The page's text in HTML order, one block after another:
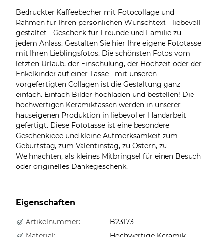
Bedruckter Kaffeebecher mit Fotocollage und
Rahmen für Ihren persönlichen Wunschtext - liebevoll
gestaltet - Geschenk für Freunde und Familie zu
jedem Anlass. Gestalten Sie hier Ihre eigene Fototasse
mit Ihren Lieblingsfotos. Die schönsten Fotos vom
letzten Urlaub, der Einschulung, der Hochzeit oder der
Enkelkinder auf einer Tasse - mit unseren
vorgefertigten Collagen ist die Gestaltung ganz
einfach. Einfach Bilder hochladen und bestellen! Die
hochwertigen Keramiktassen werden in unserer
hauseigenen Produktion in liebevoller Handarbeit
gefertigt. Diese Fototasse ist eine besondere
Geschenkidee und kleine Aufmerksamkeit zum
Geburtstag, zum Valentinstag, zu Ostern, zu
Weihnachten, als kleines Mitbringsel für einen Besuch
oder originelles Dankegeschenk.
Eigenschaften
Artikelnummer:
B23173